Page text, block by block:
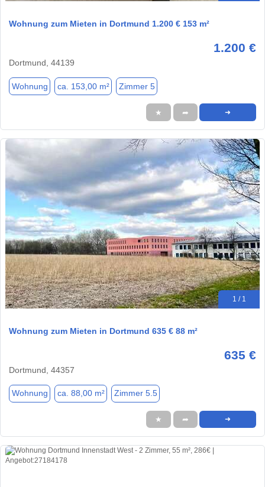
Wohnung zum Mieten in Dortmund 1.200 € 153 m²
1.200 €
Dortmund, 44139
Wohnung ca. 153,00 m² Zimmer 5
★ ➦ ➜
1 / 1
Wohnung zum Mieten in Dortmund 635 € 88 m²
635 €
Dortmund, 44357
Wohnung ca. 88,00 m² Zimmer 5.5
★ ➦ ➜